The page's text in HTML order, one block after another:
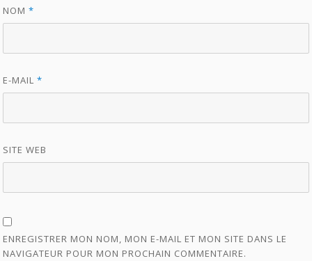
NOM*
E-MAIL*
SITE WEB
ENREGISTRER MON NOM, MON E-MAIL ET MON SITE DANS LE
NAVIGATEUR POUR MON PROCHAIN COMMENTAIRE.